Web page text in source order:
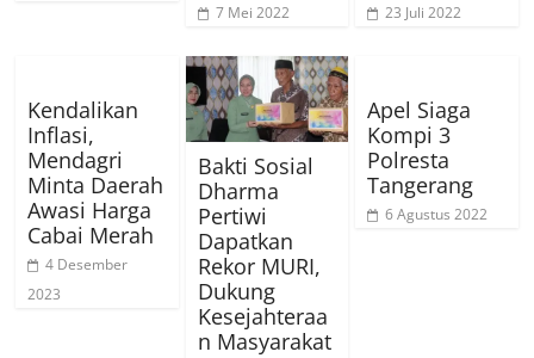
7 Mei 2022 23 Juli 2022
Kendalikan
Inflasi,
Mendagri
Minta Daerah
Awasi Harga
Cabai Merah
4 Desember
2023
Bakti Sosial
Dharma
Pertiwi
Dapatkan
Rekor MURI,
Dukung
Kesejahteraa
n Masyarakat
Apel Siaga
Kompi 3
Polresta
Tangerang
6 Agustus 2022